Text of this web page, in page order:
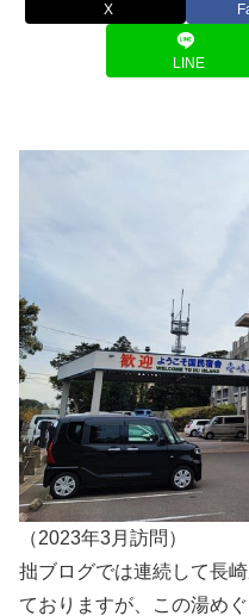
X
LINE
（2023年3月訪問）
拙ブログでは連続して長
ておりますが、この湯め